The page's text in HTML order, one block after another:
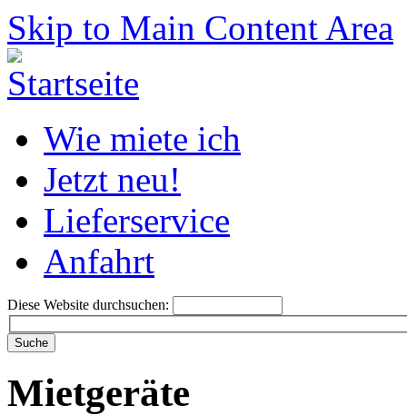
Skip to Main Content Area
Wie miete ich
Jetzt neu!
Lieferservice
Anfahrt
Diese Website durchsuchen:
Mietgeräte